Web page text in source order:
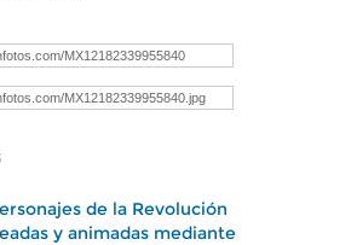
de la Revolución
y animadas mediante